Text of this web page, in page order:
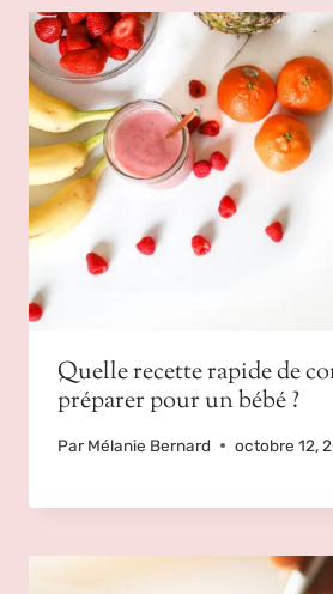
Quelle recette rapide de
préparer pour un bébé ?
Par Mélanie Bernard octobre 12,